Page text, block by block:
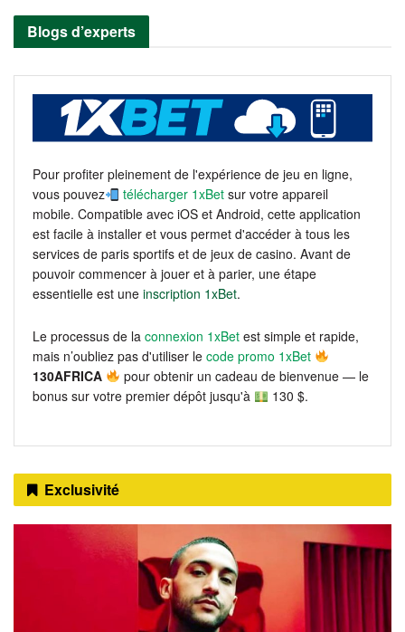
Blogs d’experts
Pour profiter pleinement de l'expérience de jeu en ligne,
vous pouvez
télécharger 1xBet sur votre appareil
mobile. Compatible avec iOS et Android, cette application
est facile à installer et vous permet d'accéder à tous les
services de paris sportifs et de jeux de casino. Avant de
pouvoir commencer à jouer et à parier, une étape
essentielle est une inscription 1xBet.
Le processus de la connexion 1xBet est simple et rapide,
mais n’oubliez pas d'utiliser le code promo 1xBet
130AFRICA
pour obtenir un cadeau de bienvenue — le
bonus sur votre premier dépôt jusqu'à
130 $.
Exclusivité